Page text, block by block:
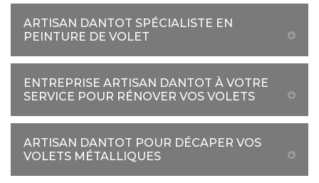
ARTISAN DANTOT SPÉCIALISTE EN
PEINTURE DE VOLET
ENTREPRISE ARTISAN DANTOT À VOTRE
SERVICE POUR RÉNOVER VOS VOLETS
ARTISAN DANTOT POUR DÉCAPER VOS
VOLETS MÉTALLIQUES